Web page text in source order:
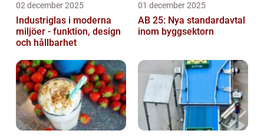
02 december 2025
Industriglas i moderna
miljöer - funktion, design
och hållbarhet
01 december 2025
AB 25: Nya standardavtal
inom byggsektorn